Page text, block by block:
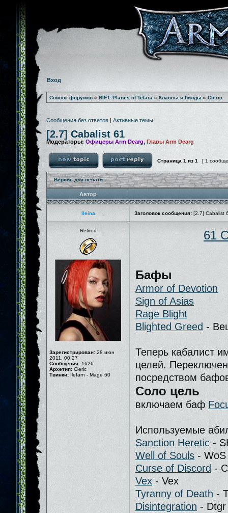
Вход
Список форумов » RIFT: Planes of Telara » Классы и билды » Cleric
Сообщения без ответов | Активные темы
[2.7] Cabalist 61
Модераторы: Офицеры Arm Dearg, Главы Arm Dearg
Страница 1 из 1 [ 1
Версия для печати
Автор
Ileina Заголовок сообщения: [2.7] Cabalist
Retired
Зарегистрирован: 28 июн
2011, 00:27
Сообщения: 1626
Архетип: Cleric
Твинки: Ilefarn - Mage 60
61
Бафы
Armor of Devotion
Sign of Asias
Rage Blight
Blighted Greed -
Теперь кабалист
целей.
посредством
Соло цель
включаем баф
Используемые
Sanction Heretic -
Well of Souls - WoS
Curse of Discord -
Vex - Vex
Tyranny of Death -
Disintegration - Dtgr